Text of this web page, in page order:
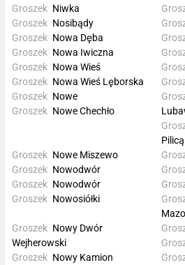
Groszek Niwka
Groszek Nosibądy
Groszek Nowa Dęba
Groszek Nowa Iwiczna
Groszek Nowa Wieś
Groszek Nowa Wieś Lęborska
Groszek Nowe
Groszek Nowe Chechło
Pilicą
Groszek Nowe Miszewo
Groszek Nowodwór
Groszek Nowodwór
Groszek Nowosiółki
Groszek Nowy Dwór
Wejherowski
Groszek Nowy Kamion